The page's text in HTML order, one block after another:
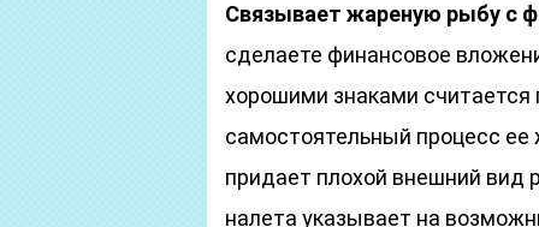
Связывает жареную рыбу с
сделаете финансовое
хорошими знаками считается
самостоятельный процесс ее
придает плохой внешний вид
налета указывает на